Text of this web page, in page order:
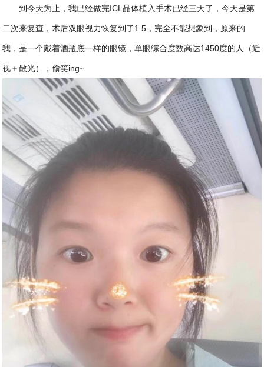
到今天为止，我已经做完ICL晶体植入手术已经三天了，今天是第
二次来复查，术后双眼视力恢复到了1.5，完全不能想象到，原来的
我，是一个戴着酒瓶底一样的眼镜，单眼综合度数高达1450度的人（近
视＋散光），偷笑ing~